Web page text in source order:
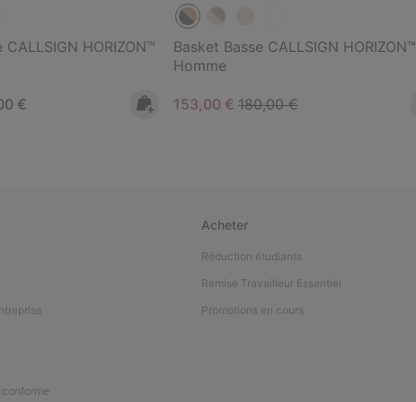
HORIZON™
price:
€
Basket Basse CALLSIGN HORIZON™
Homme
Sale price:
153,00 € Regular price:
180,00 €
Acheter
Réduction étudiants
Remise Travailleur Essentiel
Promotions en cours